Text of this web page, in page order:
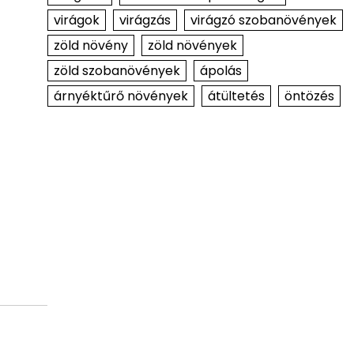
virágok
virágzás
virágzó szobanövények
zöld növény
zöld növények
zöld szobanövények
ápolás
árnyéktűrő növények
átültetés öntözés